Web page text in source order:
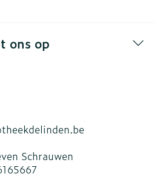
ons op
Schrauwen